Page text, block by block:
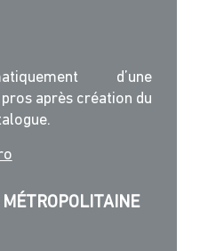
d’une
après création du